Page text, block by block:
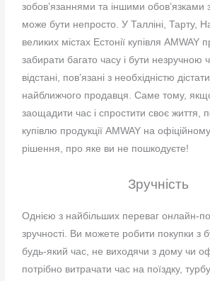
зобов’язаннями та іншими обов’язками
може бути непросто. У Талліні, Тарту,
великих містах Естонії купівля AMWAY
забирати багато часу і бути незручною
відстані, пов’язані з необхідністю
найближчого продавця. Саме тому,
заощадити час і спростити своє життя,
купівлю продукції AMWAY на
рішення, про яке ви не пошкодуєте!
Зручність
Однією з найбільших переваг онлайн-
зручності. Ви можете робити покупки з
будь-який час, не виходячи з дому чи
потрібно витрачати час на поїздку,